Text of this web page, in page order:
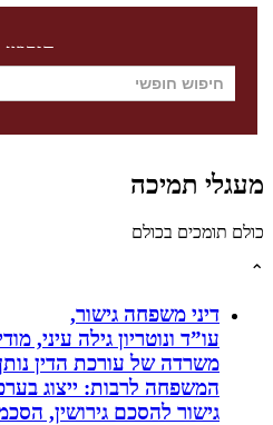
חיפוש
תמיכה
בכולם
דיני משפחה גישור,
עו”ד ונוטריון גילה עיני,
משרדה של עורכת הדין נותן
המשפחה לרבות: ייצוג
גישור להסכם גירושין, הסכמי